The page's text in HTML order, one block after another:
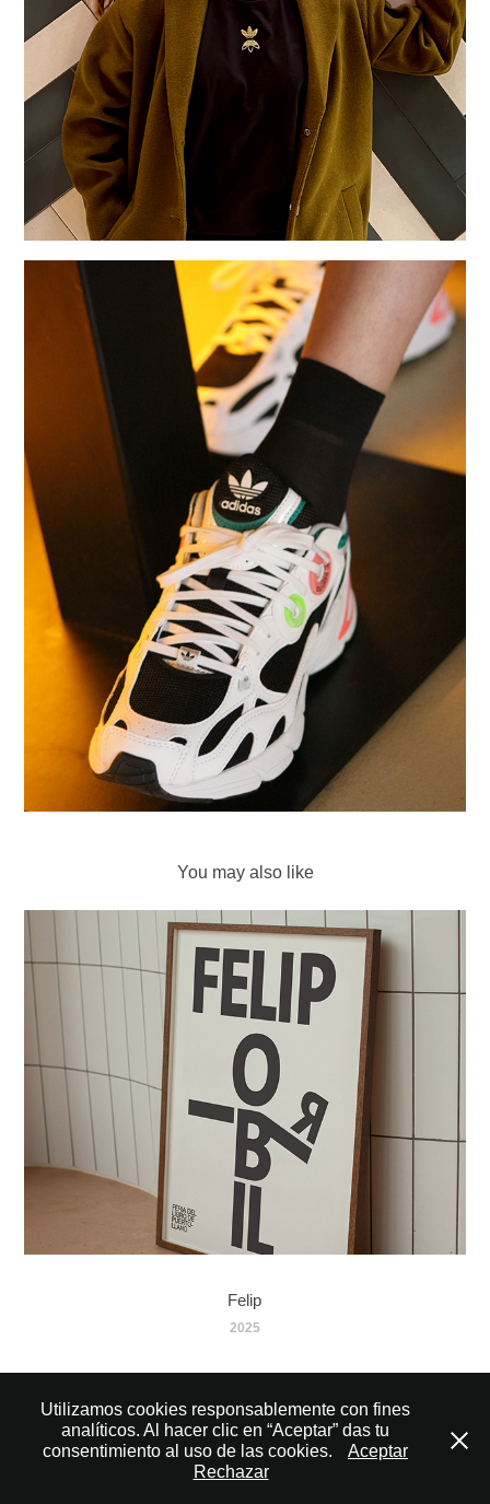
You may also like
Felip
2025
© 2007 – 2025 Volarte Branding
Utilizamos cookies responsablemente con fines
analíticos. Al hacer clic en “Aceptar” das tu
consentimiento al uso de las cookies.
Aceptar
Rechazar